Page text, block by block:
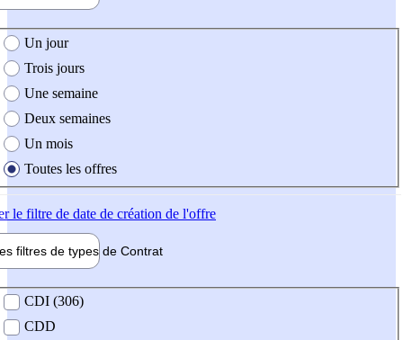
création de l'offre
Un jour
Trois jours
Une semaine
Deux semaines
Un mois
Toutes les offres
le filtre de date de création de l'offre
filtres de types de Contrat
contrat
CDI (306)
CDD